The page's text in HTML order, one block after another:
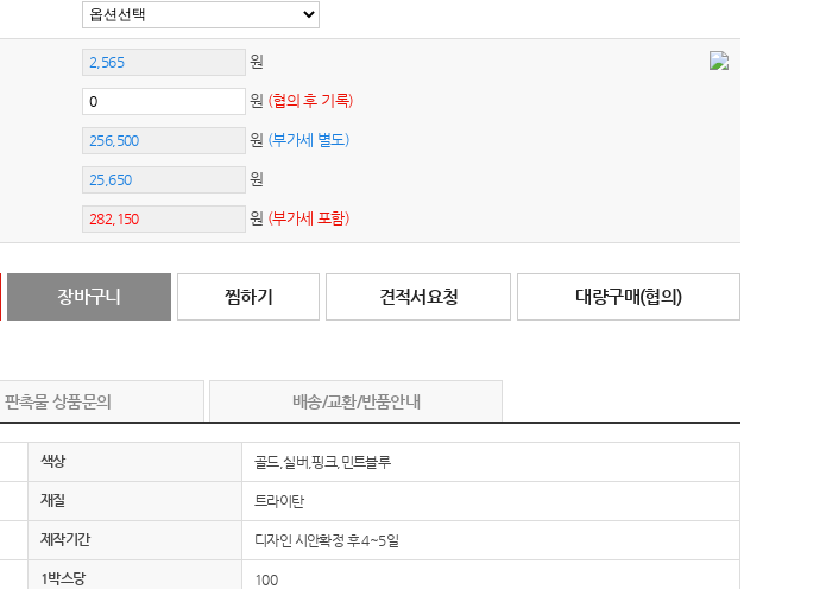
원
원 (협의 후 기록)
원 (부가세 별도)
원
원 (부가세 포함)
장바구니 찜하기 견적서요청 대량구매(협의)
판촉물 상품문의 배송/교환/반품안내
색상 골드,실버,핑크,민트블루
재질 트라이탄
제작기간 디자인 시안확정 후 4~5일
1박스당 100